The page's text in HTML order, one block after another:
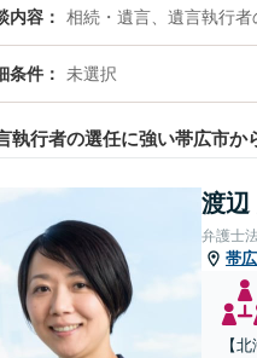
内容 相続・遺言、遺言執行者
条件 未選択
執行者の選任に強い帯広市か
渡辺
弁護士
帯
【